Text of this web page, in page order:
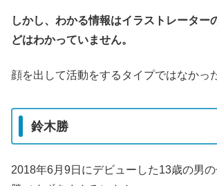
しかし、わかる情報はイラストレーター
どはわかっていません。
顔を出して活動をするタイプではなかっ
鈴木勝
2018年6月9日にデビューした13歳の男